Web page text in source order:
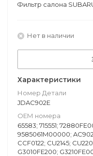
Фильтр салона
Нет в наличии
Характеристики
Номер Детали
JDAC902E
ОЕМ номера
65583; 715551;
9585061M00000;
CCF0122; CU2145;
G3010FE200;